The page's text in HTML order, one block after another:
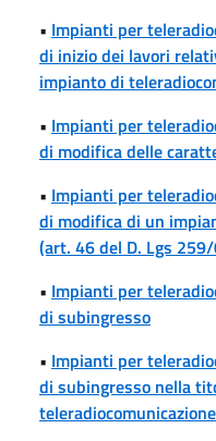
• Impianti per
di inizio dei lavori
impianto di
• Impianti per
di modifica delle
• Impianti per
di modifica di un
(art. 46 del D. Lgs
• Impianti per
di subingresso
• Impianti per
di subingresso nella
teleradiocomunicazione